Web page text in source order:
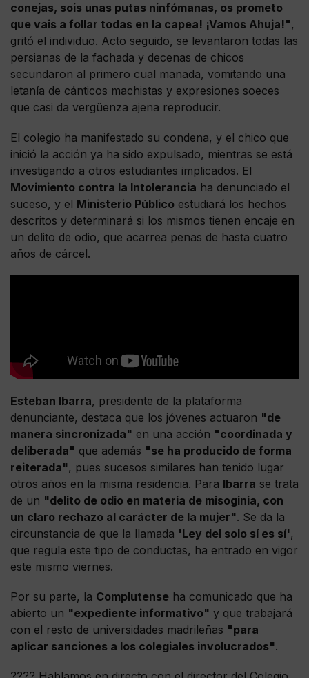
conejas, sois unas putas ninfómanas, os prometo
que vais a follar todas en la capea! ¡Vamos Ahuja!",
gritó el individuo. Acto seguido, se levantaron todas las
persianas de la fachada y decenas de chicos
secundaron al primero cual manada, vomitando una
letanía de cánticos machistas y expresiones soeces
que casi da vergüenza ajena reproducir.
El colegio ha manifestado su condena, y el chico que
inició la acción ya ha sido expulsado, mientras se está
investigando a otros estudiantes implicados. El
Movimiento contra la Intolerancia ha denunciado el
suceso, y el Ministerio Público estudiará los hechos
descritos y determinará si los mismos tienen encaje en
un delito de odio, que acarrea penas de hasta cuatro
años de cárcel.
Esteban Ibarra, presidente de la plataforma
denunciante, destaca que los jóvenes actuaron "de
manera sincronizada" en una acción "coordinada y
deliberada" que además "se ha producido de forma
reiterada", pues sucesos similares han tenido lugar
otros años en la misma residencia. Para Ibarra se trata
de un "delito de odio en materia de misoginia, con
un claro rechazo al carácter de la mujer". Se da la
circunstancia de que la llamada 'Ley del solo sí es sí',
que regula este tipo de conductas, ha entrado en vigor
este mismo viernes.
Por su parte, la Complutense ha comunicado que ha
abierto un "expediente informativo" y que trabajará
con el resto de universidades madrileñas "para
aplicar sanciones a los colegiales involucrados".